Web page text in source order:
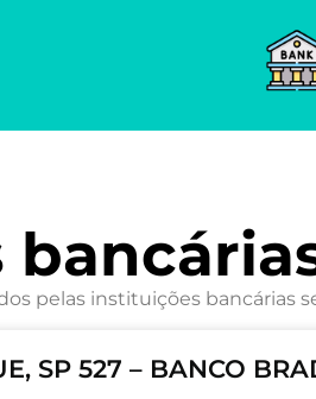
pelas instituições bancárias
SP 527 – BANCO